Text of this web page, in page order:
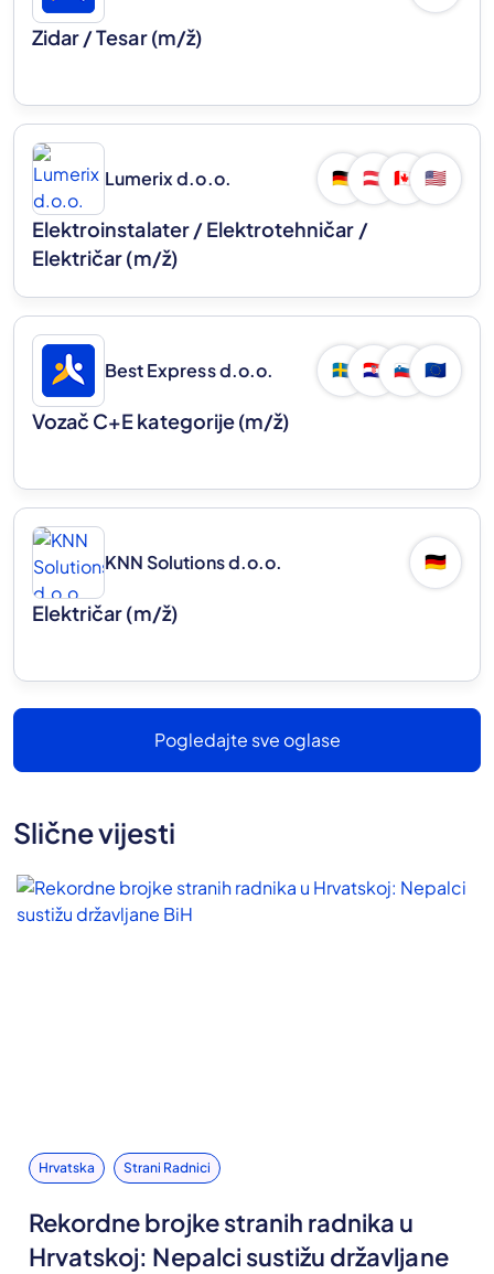
Zidar / Tesar(m/ž)
Lumerix d.o.o. 🇩🇪 🇦🇹 🇨🇦 🇺🇸
Elektroinstalater / Elektrotehničar /
Električar(m/ž)
Best Express d.o.o. 🇸🇪 🇭🇷 🇸🇮 🇪🇺
Vozač C+E kategorije(m/ž)
KNN Solutions d.o.o. 🇩🇪
Električar(m/ž)
Pogledajte sve oglase
Slične vijesti
Hrvatska Strani Radnici
Rekordne brojke stranih radnika u
Hrvatskoj: Nepalci sustižu državljane